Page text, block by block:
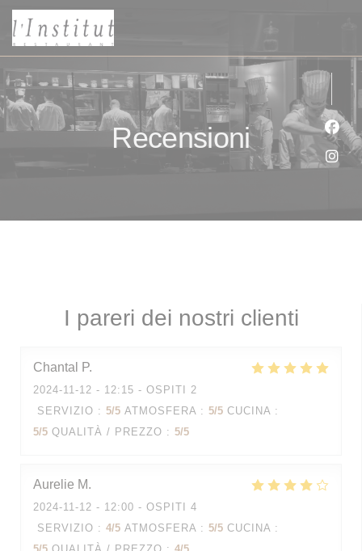
Personalizzazione delle tue scelte sui cookie
Recensioni
I pareri dei nostri clienti
Chantal P
2024-11-12 - 12:15 - OSPITI 2
SERVIZIO : 5/5 ATMOSFERA : 5/5 CUCINA :
5/5 QUALITÀ / PREZZO : 5/5
Aurelie M
2024-11-12 - 12:00 - OSPITI 4
SERVIZIO : 4/5 ATMOSFERA : 5/5 CUCINA :